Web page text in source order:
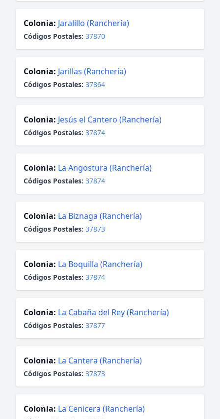
Colonia: Jaralillo (Ranchería)
Códigos Postales: 37870
Colonia: Jarillas (Ranchería)
Códigos Postales: 37864
Colonia: Jesús el Cantero (Ranchería)
Códigos Postales: 37874
Colonia: La Angostura (Ranchería)
Códigos Postales: 37874
Colonia: La Biznaga (Ranchería)
Códigos Postales: 37873
Colonia: La Boquilla (Ranchería)
Códigos Postales: 37874
Colonia: La Cabaña del Rey (Ranchería)
Códigos Postales: 37877
Colonia: La Cantera (Ranchería)
Códigos Postales: 37873
Colonia: La Cenicera (Ranchería)